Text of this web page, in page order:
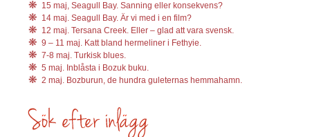
15 maj, Seagull Bay. Sanning eller konsekvens?
14 maj. Seagull Bay. Är vi med i en film?
12 maj. Tersana Creek. Eller – glad att vara svensk.
9 – 11 maj. Katt bland hermeliner i Fethyie.
7-8 maj. Turkisk blues.
5 maj. Inblåsta i Bozuk buku.
2 maj. Bozburun, de hundra guleternas hemmahamn.